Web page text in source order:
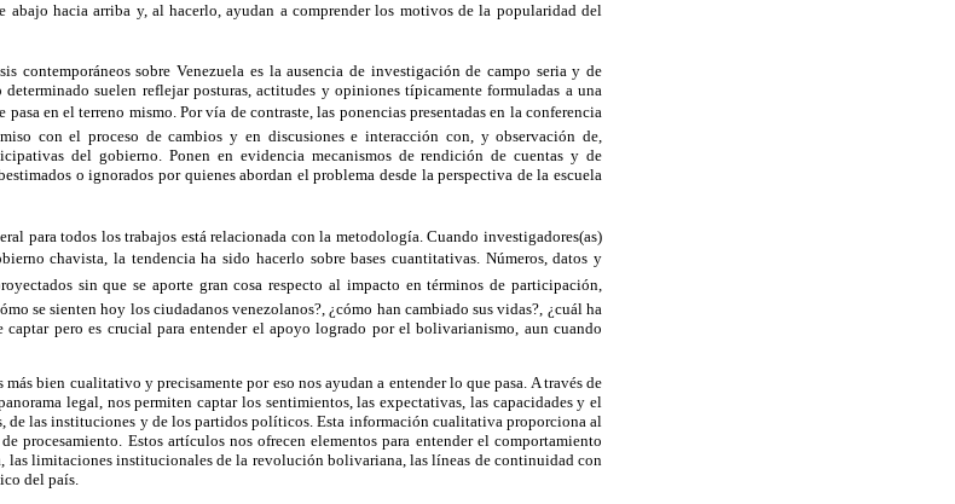
hacia arriba y, al hacerlo, ayudan a comprender los motivos de la popularidad del
contemporáneos sobre Venezuela es la ausencia de investigación de campo seria y de
suelen reflejar posturas, actitudes y opiniones típicamente formuladas a una
en el terreno mismo. Por vía de contraste, las ponencias presentadas en la conferencia
con el proceso de cambios y en discusiones e interacción con, y observación de,
del gobierno. Ponen en evidencia mecanismos de rendición de cuentas y de
o ignorados por quienes abordan el problema desde la perspectiva de la escuela
para todos los trabajos está relacionada con la metodología. Cuando investigadores(as)
chavista, la tendencia ha sido hacerlo sobre bases cuantitativas. Números, datos y
sin que se aporte gran cosa respecto al impacto en términos de participación,
se sienten hoy los ciudadanos venezolanos?, ¿cómo han cambiado sus vidas?, ¿cuál ha
pero es crucial para entender el apoyo logrado por el bolivarianismo, aun cuando
bien cualitativo y precisamente por eso nos ayudan a entender lo que pasa. A través de
legal, nos permiten captar los sentimientos, las expectativas, las capacidades y el
de las instituciones y de los partidos políticos. Esta información cualitativa proporciona al
procesamiento. Estos artículos nos ofrecen elementos para entender el comportamiento
las limitaciones institucionales de la revolución bolivariana, las líneas de continuidad con
del país.